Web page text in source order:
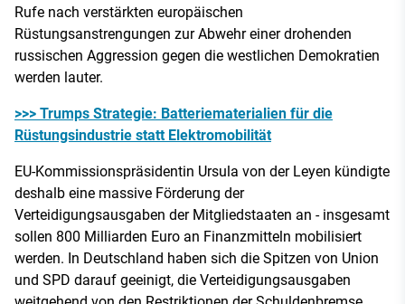
Rufe nach verstärkten europäischen
Rüstungsanstrengungen zur Abwehr einer drohenden
russischen Aggression gegen die westlichen Demokratien
werden lauter.
>>> Trumps Strategie: Batteriematerialien für die
Rüstungsindustrie statt Elektromobilität
EU-Kommissionspräsidentin Ursula von der Leyen kündigte
deshalb eine massive Förderung der
Verteidigungsausgaben der Mitgliedstaaten an - insgesamt
sollen 800 Milliarden Euro an Finanzmitteln mobilisiert
werden. In Deutschland haben sich die Spitzen von Union
und SPD darauf geeinigt, die Verteidigungsausgaben